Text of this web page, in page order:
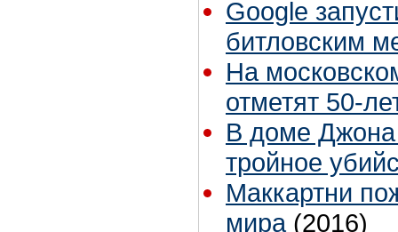
Google
битловским
На
отметят 50-
В доме
тройное
Маккартни
мира (2016)